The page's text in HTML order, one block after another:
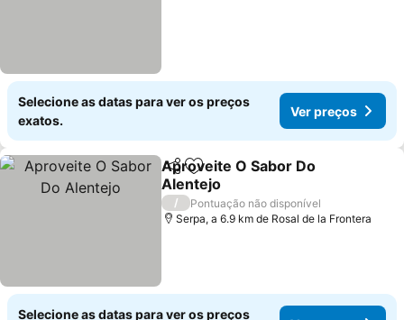
Selecione as datas para ver os preços
exatos.
Ver preços
PartilharAdicionar aos favoritos
Aproveite O Sabor Do
Alentejo
/
Pontuação não disponível
Serpa, a 6.9 km de Rosal de la Frontera
Selecione as datas para ver os preços